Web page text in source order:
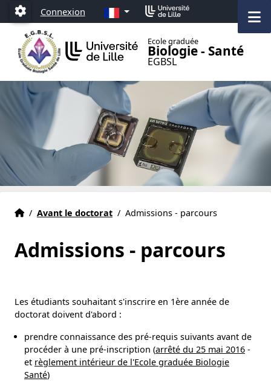
Accéder au menu principal
Accéder au contenu
Paramétrage
Connexion FR
Ecole graduée
Biologie - Santé
EGBSL
Accueil
Accueil
/ Avant le doctorat / Admissions - parcours
Admissions - parcours
Les étudiants souhaitant s'inscrire en 1ère année de
doctorat doivent d'abord :
prendre connaissance des pré-requis suivants avant de
procéder à une pré-inscription (arrêté du 25 mai 2016 -
et règlement intérieur de l'Ecole graduée Biologie
Santé)